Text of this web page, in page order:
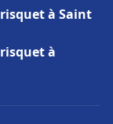
à Saint
à